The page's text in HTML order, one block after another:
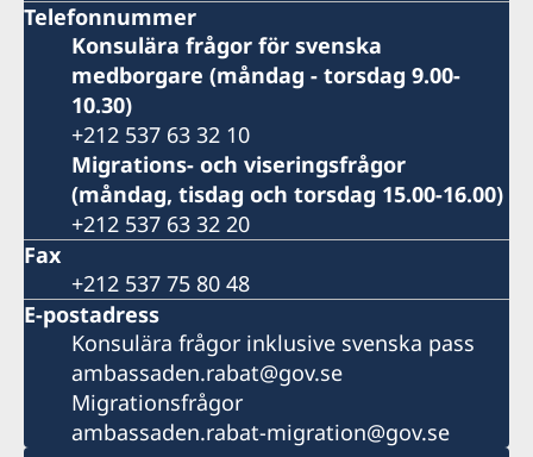
Telefonnummer
Konsulära frågor för svenska
medborgare (måndag - torsdag 9.00-
10.30)
+212 537 63 32 10
Migrations- och viseringsfrågor
(måndag, tisdag och torsdag 15.00-16.00)
+212 537 63 32 20
Fax
+212 537 75 80 48
E-postadress
Konsulära frågor inklusive svenska pass
ambassaden.rabat@gov.se
Migrationsfrågor
ambassaden.rabat-migration@gov.se